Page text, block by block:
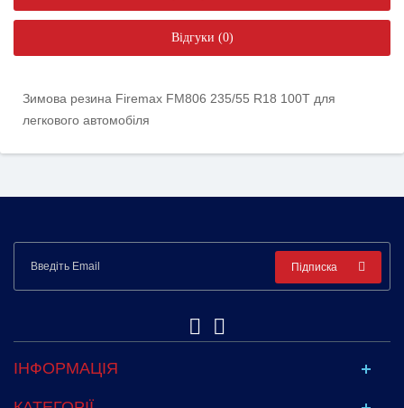
Відгуки (0)
Зимова резина Firemax FM806 235/55 R18 100T для
легкового автомобіля
Підписка
ІНФОРМАЦІЯ